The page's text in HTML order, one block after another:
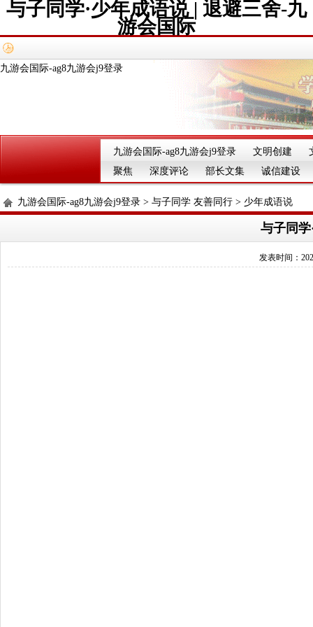
与子同学·少年成语说 | 退避三舍-九
游会国际
九游会国际-ag8九游会j9登录
九游会国际-ag8九游会j9登录 文明创建
聚焦
深度评论 部长文集 诚信建设
九游会国际-ag8九游会j9登录 > 与子同学 友善同行 > 少年成语说
与子同
发表时间：